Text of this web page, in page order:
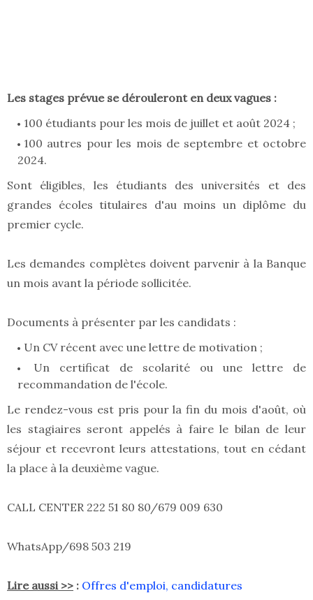
Les stages prévue se dérouleront en deux vagues :
100 étudiants pour les mois de juillet et août 2024 ;
100 autres pour les mois de septembre et octobre
2024.
Sont éligibles, les étudiants des universités et des
grandes écoles titulaires d'au moins un diplôme du
premier cycle.
Les demandes complètes doivent parvenir à la Banque
un mois avant la période sollicitée.
Documents à présenter par les candidats :
Un CV récent avec une lettre de motivation ;
Un certificat de scolarité ou une lettre de
recommandation de l'école.
Le rendez-vous est pris pour la fin du mois d'août, où
les stagiaires seront appelés à faire le bilan de leur
séjour et recevront leurs attestations, tout en cédant
la place à la deuxième vague.
CALL CENTER 222 51 80 80/679 009 630
WhatsApp/698 503 219
Lire aussi >> : Offres d'emploi, candidatures